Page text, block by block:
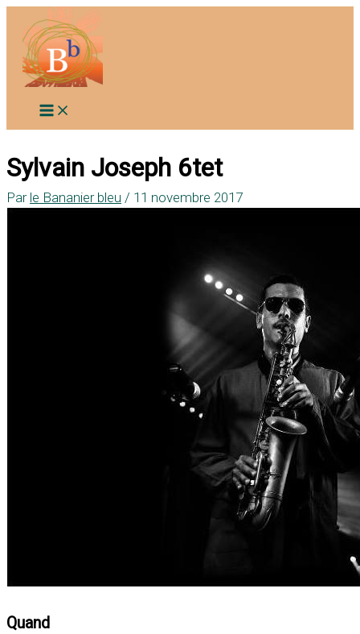
contenu
Sylvain Joseph 6tet
Par le Bananier bleu / 11 novembre 2017
Quand